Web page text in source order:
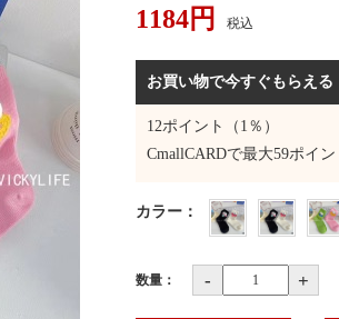
1184円 税込
お買い物で今すぐもらえる
12ポイント（1％）
CmallCARDで最大59ポイン
カラー ：
数量： - +